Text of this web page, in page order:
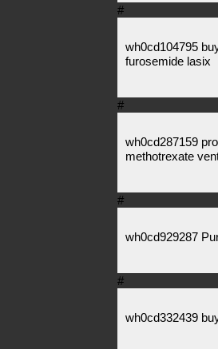
#
wh0cd104795
furosemide lasix
#
wh0cd287159
methotrexate
#
wh0cd929287
#
wh0cd332439